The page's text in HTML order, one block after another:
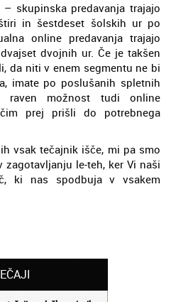
skupinska predavanja trajajo
in šestdeset šolskih ur po
online predavanja trajajo
dvojnih ur. Če je takšen
da niti v enem segmentu ne bi
imate po poslušanih spletnih
raven možnost tudi online
prej prišli do potrebnega
vsak tečajnik išče, mi pa smo
le-teh, ker Vi naši
ki nas spodbuja v vsakem